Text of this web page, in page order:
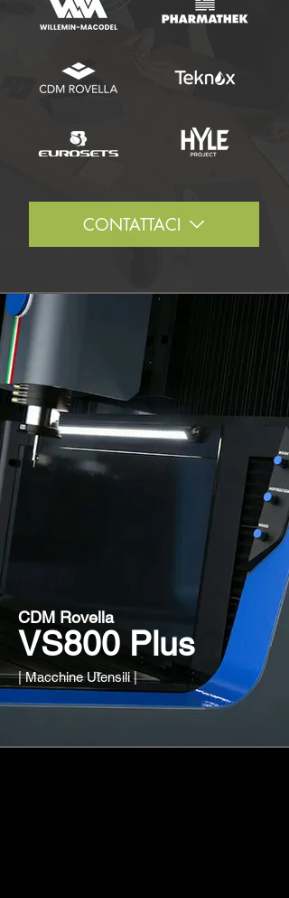
CONTATTACI
CDM Rovella
VS800 Plus
| Macchine Utensili |